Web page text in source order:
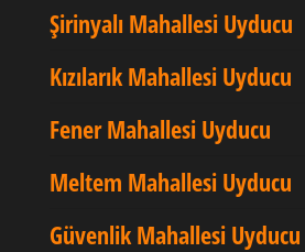
Şirinyalı Mahallesi Uyducu
Kızılarık Mahallesi Uyducu
Fener Mahallesi Uyducu
Meltem Mahallesi Uyducu
Güvenlik Mahallesi Uyducu